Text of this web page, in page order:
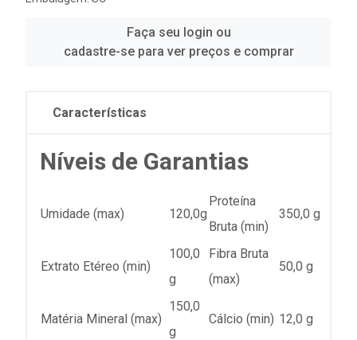
Faça seu login ou
cadastre-se para ver preços e comprar
Características
Níveis de Garantias
Umidade (max) 120,0g
Proteína
Bruta (min)
350,0 g
Extrato Etéreo (min)
100,0
g
Fibra Bruta
(max)
50,0 g
Matéria Mineral (max)
150,0
g
Cálcio (min) 12,0 g